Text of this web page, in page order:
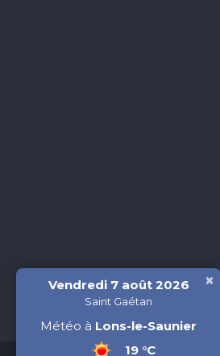
Vendredi 7 août 2026
Saint Gaétan
Météo à Lons-le-Saunier
19 °C
×